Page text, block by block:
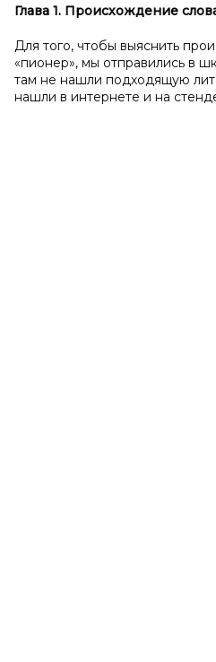
Глава 1. Происхождение
Для того, чтобы выяснить
«пионер», мы отправились в
там не нашли подходящую
нашли в интернете и на